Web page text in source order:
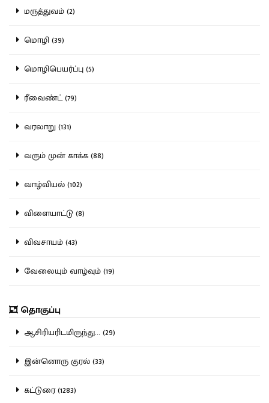
மருத்துவம் (2)
மொழி (39)
மொழிபெயர்ப்பு (5)
ரீவைண்ட் (79)
வரலாறு (131)
வரும் முன் காக்க (88)
வாழ்வியல் (102)
விளையாட்டு (8)
விவசாயம் (43)
வேலையும் வாழ்வும் (19)
தொகுப்பு
ஆசிரியரிடமிருந்து... (29)
இன்னொரு குரல் (33)
கட்டுரை (1283)